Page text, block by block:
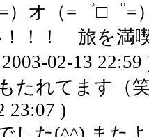
=）オ（=゜□゜
！！！ 旅を満
02-13 22:59
たれてます
23:07 )